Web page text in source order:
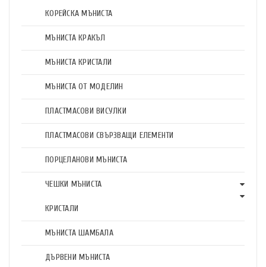
КОРЕЙСКА МЪНИСТА
МЪНИСТА КРАКЪЛ
МЪНИСТА КРИСТАЛИ
МЪНИСТА ОТ МОДЕЛИН
ПЛАСТМАСОВИ ВИСУЛКИ
ПЛАСТМАСОВИ СВЪРЗВАЩИ ЕЛЕМЕНТИ
ПОРЦЕЛАНОВИ МЪНИСТА
ЧЕШКИ МЪНИСТА
КРИСТАЛИ
МЪНИСТА ШАМБАЛА
ДЪРВЕНИ МЪНИСТА